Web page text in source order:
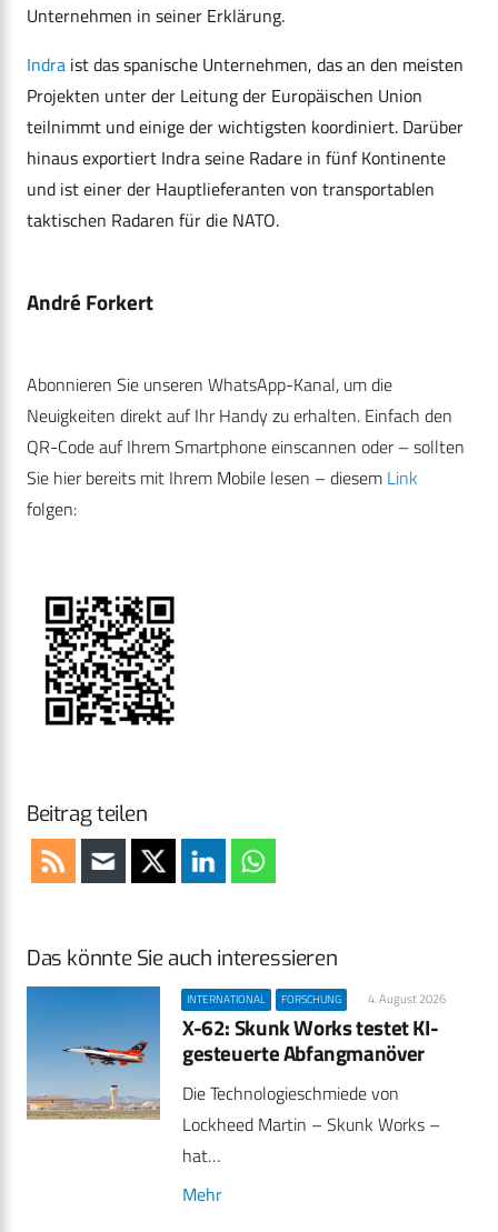
Unternehmen in seiner Erklärung.
Indra ist das spanische Unternehmen, das an den meisten
Projekten unter der Leitung der Europäischen Union
teilnimmt und einige der wichtigsten koordiniert. Darüber
hinaus exportiert Indra seine Radare in fünf Kontinente
und ist einer der Hauptlieferanten von transportablen
taktischen Radaren für die NATO.
André Forkert
Abonnieren Sie unseren WhatsApp-Kanal, um die
Neuigkeiten direkt auf Ihr Handy zu erhalten. Einfach den
QR-Code auf Ihrem Smartphone einscannen oder – sollten
Sie hier bereits mit Ihrem Mobile lesen – diesem Link
folgen:
Beitrag teilen
Das könnte Sie auch interessieren
INTERNATIONAL FORSCHUNG 4. August 2026
X-62: Skunk Works testet KI-
gesteuerte Abfangmanöver
Die Technologieschmiede von
Lockheed Martin – Skunk Works –
hat…
Mehr